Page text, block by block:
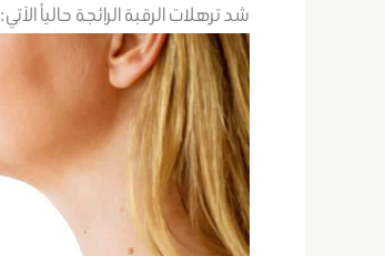
شد ترهلات الرقبة الرائجة حالياً الآتي: